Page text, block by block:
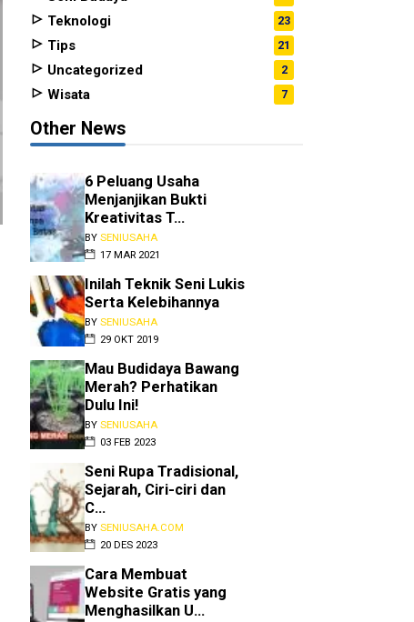
Teknologi 23
Tips 21
Uncategorized 2
Wisata 7
Other News
6 Peluang Usaha
Menjanjikan Bukti
Kreativitas T...
BY SENIUSAHA
17 MAR 2021
Inilah Teknik Seni Lukis
Serta Kelebihannya
BY SENIUSAHA
29 OKT 2019
Mau Budidaya Bawang
Merah? Perhatikan
Dulu Ini!
BY SENIUSAHA
03 FEB 2023
Seni Rupa Tradisional,
Sejarah, Ciri-ciri dan
C...
BY SENIUSAHA.COM
20 DES 2023
Cara Membuat
Website Gratis yang
Menghasilkan U...